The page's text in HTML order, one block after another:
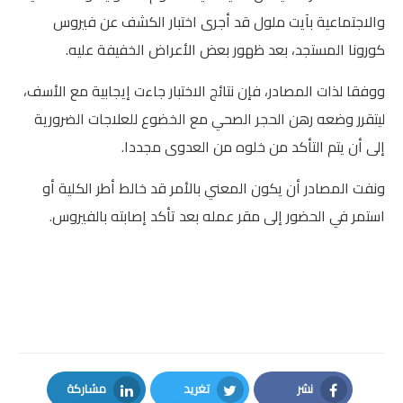
المستوى الخامس
المستوى السادس
فروض و امتحانات
المرحلة الأولى
المرحلة الرابعة
والاجتماعية بآيت ملول قد أجرى اختبار الكشف عن فيروس
كورونا المستجد، بعد ظهور بعض الأعراض الخفيفة عليه.
ووفقا لذات المصادر، فإن نتائج الاختبار جاءت إيجابية مع الأسف،
ليتقرر وضعه رهن الحجر الصحي مع الخضوع للعلاجات الضرورية
إلى أن يتم التأكد من خلوه من العدوى مجددا.
ونفت المصادر أن يكون المعني بالأمر قد خالط أطر الكلية أو
استمر في الحضور إلى مقر عمله بعد تأكد إصابته بالفيروس.
نشر تغريد مشاركة